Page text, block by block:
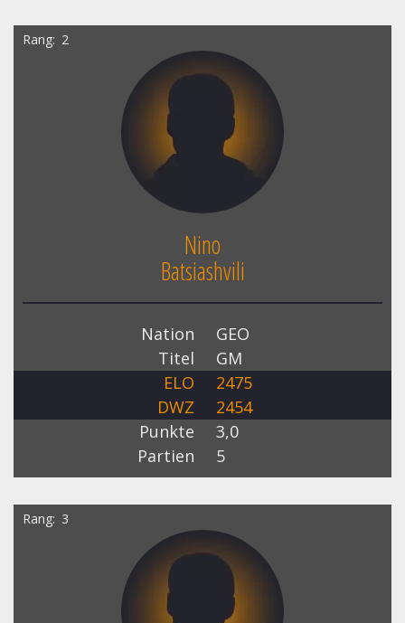
Rang 2
Nino
Batsiashvili
Nation
GEO
Titel
GM
ELO
2475
DWZ
2454
Punkte
3,0
Partien
5
Rang 3